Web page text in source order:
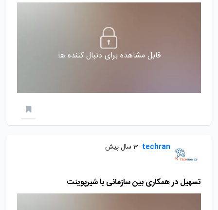
قابل مشاهده برای دنبال کننده ها
techran 3 سال پیش
تسهیل در همکاری بین سازمانی با شیرپوینت